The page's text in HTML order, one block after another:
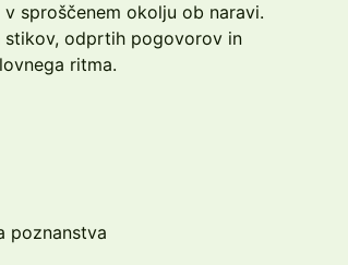
sproščenem okolju ob naravi.
stikov, odprtih pogovorov in
ritma.
poznanstva